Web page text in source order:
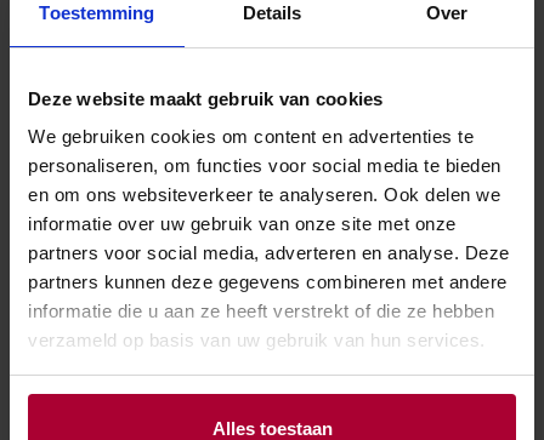
Toestemming Details Over
Deze website maakt gebruik van cookies
We gebruiken cookies om content en advertenties te
personaliseren, om functies voor social media te bieden
en om ons websiteverkeer te analyseren. Ook delen we
informatie over uw gebruik van onze site met onze
partners voor social media, adverteren en analyse. Deze
partners kunnen deze gegevens combineren met andere
informatie die u aan ze heeft verstrekt of die ze hebben
verzameld op basis van uw gebruik van hun services.
Alles toestaan